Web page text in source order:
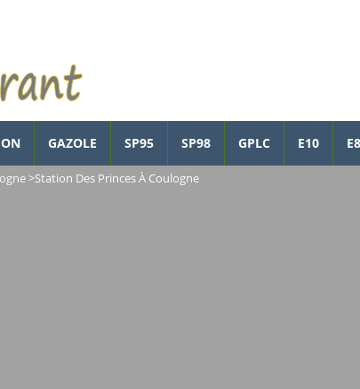
GAZOLE SP95 SP98 GPLC E10
>Station Des Princes À Coulogne